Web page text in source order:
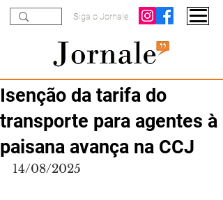
Siga o Jornale
Isenção da tarifa do
transporte para agentes à
paisana avança na CCJ
14/08/2025